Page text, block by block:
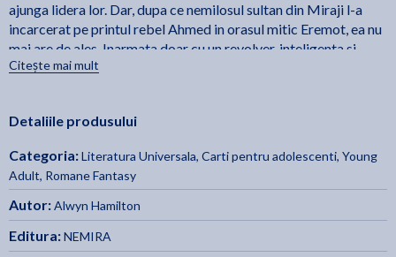
ajunga lidera lor. Dar, dupa ce nemilosul sultan din Miraji l-a
incarcerat pe printul rebel Ahmed in orasul mitic Eremot, ea nu
mai are de ales. Inarmata doar cu un revolver, inteligenta si
puterile ei demdji, Amani trebuie sa adune un grup de razvratiti
ce camarazii ei cad rapusi, Amani incepe sa se intrebe daca
daca nu cumva ii duce spre o moarte sigura.
Autentica, romantica si extrem de antrenanta... O sa fiti mereu
de partea lui Amani in timpul aventurilor ei. - Rae Carson
Citește mai mult
Detaliile produsului
Categoria:Literatura Universala, Carti pentru adolescenti, Young
Adult, Romane Fantasy
Autor:Alwyn Hamilton
Editura:NEMIRA